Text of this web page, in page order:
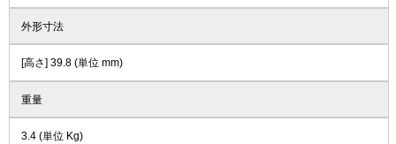
外形寸法
[高さ] 39.8 (単位 mm)
重量
3.4 (単位 Kg)